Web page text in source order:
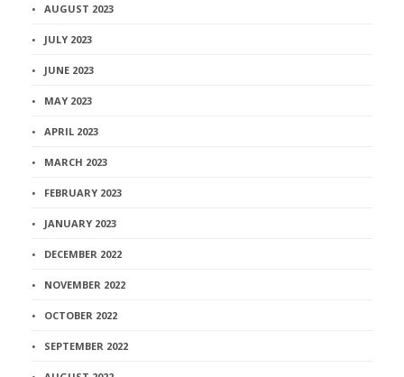
AUGUST 2023
JULY 2023
JUNE 2023
MAY 2023
APRIL 2023
MARCH 2023
FEBRUARY 2023
JANUARY 2023
DECEMBER 2022
NOVEMBER 2022
OCTOBER 2022
SEPTEMBER 2022